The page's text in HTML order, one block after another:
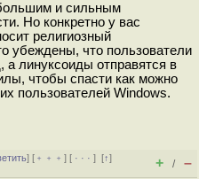
и сильным
Но конкретно у вас
религиозный
убеждены, что пользователи
а линуксоиды отправятся в
чтобы спасти как можно
пользователей Windows.
] [ ﹢﹢﹢] [ · · ·][↑]
+ / –